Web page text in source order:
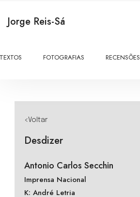
Jorge Reis-Sá
TEXTOS FOTOGRAFIAS RECENSÕES
<Voltar
Desdizer
Antonio Carlos Secchin
Imprensa Nacional
K: André Letria